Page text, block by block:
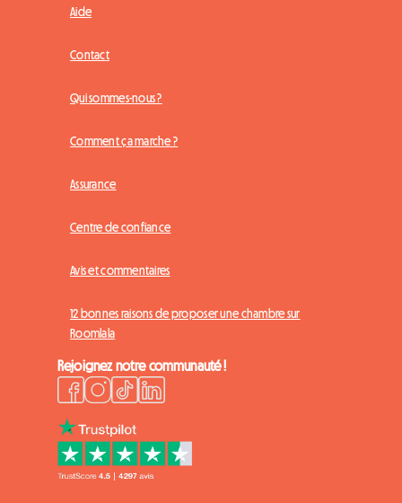
Aide
Contact
Qui sommes-nous ?
Comment ça marche ?
Assurance
Centre de confiance
Avis et commentaires
12 bonnes raisons de proposer une chambre sur
Roomlala
Rejoignez notre communauté !